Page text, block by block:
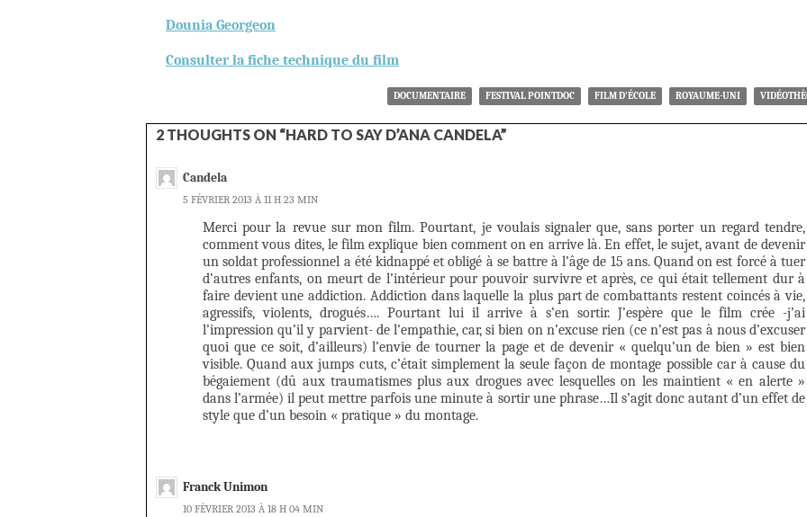
Dounia Georgeon
Consulter la fiche technique du film
DOCUMENTAIRE FESTIVAL POINTDOC FILM D'ÉCOLE ROYAUME-UNI
2 THOUGHTS ON “HARD TO SAY D’ANA CANDELA”
Candela
5 FÉVRIER 2013 À 11 H 23 MIN
Merci pour la revue sur mon film. Pourtant, je voulais signaler que, sans porter un regard tendre,
comment vous dites, le film explique bien comment on en arrive là. En effet, le sujet, avant de devenir
un soldat professionnel a été kidnappé et obligé à se battre à l’âge de 15 ans. Quand on est forcé à tuer
d’autres enfants, on meurt de l’intérieur pour pouvoir survivre et après, ce qui était tellement dur à
faire devient une addiction. Addiction dans laquelle la plus part de combattants restent coincés à vie,
agressifs, violents, drogués…. Pourtant lui il arrive à s’en sortir. J’espère que le film crée -j’ai
l’impression qu’il y parvient- de l’empathie, car, si bien on n’excuse rien (ce n’est pas à nous d’excuser
quoi que ce soit, d’ailleurs) l’envie de tourner la page et de devenir « quelqu’un de bien » est bien
visible. Quand aux jumps cuts, c’était simplement la seule façon de montage possible car à cause du
bégaiement (dû aux traumatismes plus aux drogues avec lesquelles on les maintient « en alerte »
dans l’armée) il peut mettre parfois une minute à sortir une phrase…Il s’agit donc autant d’un effet de
style que d’un besoin « pratique » du montage.
Franck Unimon
10 FÉVRIER 2013 À 18 H 04 MIN